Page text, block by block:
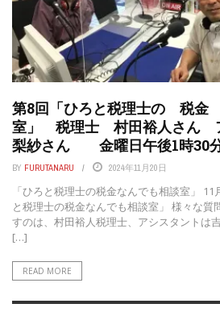
第8回「ひろと税理士の 税金
室」 税理士 村田裕人さん
梨紗さん 金曜日午後1時30
BY FURUTANARU 2024年11月20日
「ひろと税理士の税金なんでも相談室」
と税理士の税金なんでも相談室」 様々な質
すのは、村田裕人税理士、アシスタントは
[…]
READ MORE